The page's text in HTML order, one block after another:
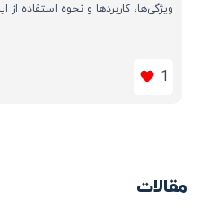
ویژگی‌ها، کاربردها و نحوه استفاده از
1
مقالات